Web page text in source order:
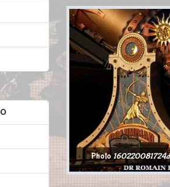
Photo160220081724d